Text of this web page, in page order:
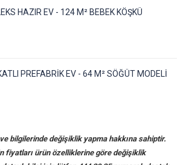
HAZIR EV - 124 M² BEBEK KÖŞKÜ
PREFABRIK EV - 64 M² SÖĞÜT MODELI
bilgilerinde değişiklik yapma hakkına sahiptir.
fiyatları ürün özelliklerine göre değişiklik